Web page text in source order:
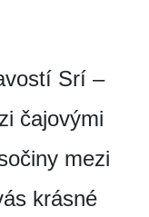
Srí –
čajovými
mezi
krásné